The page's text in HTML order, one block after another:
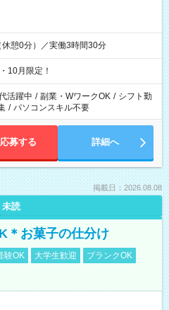
憩0分）／実働3時間30分
月限定！
活躍中 / 副業・WワークOK / シフト勤
/ パソコンスキル不要
応募する 詳細へ
掲載日：2026.08.08
未読
＊お菓子の仕分け
験OK 大学生歓迎
ブランクOK